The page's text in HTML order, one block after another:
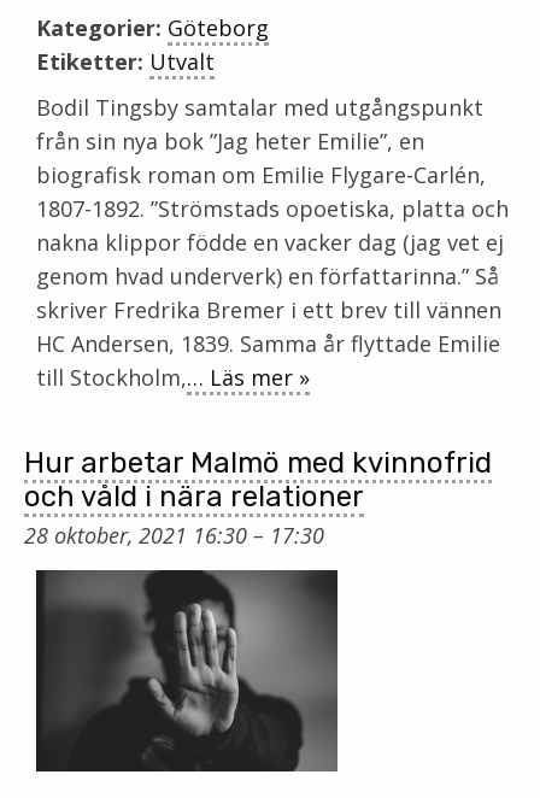
Kategorier: Göteborg
Etiketter: Utvalt
Bodil Tingsby samtalar med utgångspunkt
från sin nya bok ”Jag heter Emilie”, en
biografisk roman om Emilie Flygare-Carlén,
1807-1892. ”Strömstads opoetiska, platta och
nakna klippor födde en vacker dag (jag vet ej
genom hvad underverk) en författarinna.” Så
skriver Fredrika Bremer i ett brev till vännen
HC Andersen, 1839. Samma år flyttade Emilie
till Stockholm,… Läs mer »
Hur arbetar Malmö med kvinnofrid
och våld i nära relationer
28 oktober, 2021 16:30 – 17:30